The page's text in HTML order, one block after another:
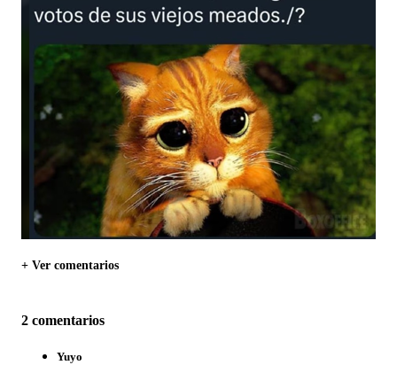
+ Ver comentarios
2 comentarios
Yuyo